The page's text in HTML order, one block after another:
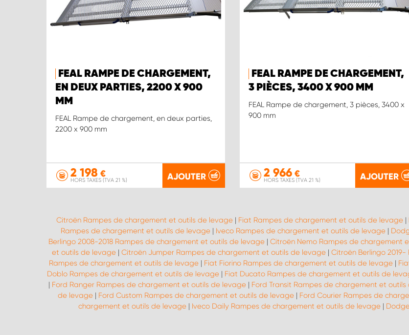
FEAL RAMPE DE CHARGEMENT,
EN DEUX PARTIES, 2200 X 900
MM
FEAL Rampe de chargement, en deux parties,
2200 x 900 mm
2 198 €
HORS TAXES (TVA 21 %) AJOUTER
FEAL RAMPE DE CHARGEMENT,
3 PIÈCES, 3400 X 900 MM
FEAL Rampe de chargement, 3 pièces, 3400 x
900 mm
2 966€
HORS TAXES (TVA 21 %) AJOUTER
Citroën Rampes de chargement et outils de levage| Fiat Rampes de chargement et outils de levage|
Rampes de chargement et outils de levage | Iveco Rampes de chargement et outils de levage |
Berlingo 2008-2018 Rampes de chargement et outils de levage| Citroën Nemo Rampes de chargement
et outils de levage| Citroën Jumper Rampes de chargement et outils de levage| Citroën Berlingo
Rampes de chargement et outils de levage| Fiat Fiorino Rampes de chargement et outils de levage|
Doblo Rampes de chargement et outils de levage | Fiat Ducato Rampes de chargement et outils de
| Ford Ranger Rampes de chargement et outils de levage| Ford Transit Rampes de chargement et
de levage| Ford Custom Rampes de chargement et outils de levage| Ford Courier Rampes de
chargement et outils de levage | Iveco Daily Rampes de chargement et outils de levage |